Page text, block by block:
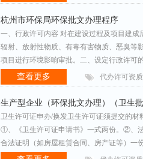
杭州市环保局环保批文办理程序
一、行政许可内容 对在建设过程及项目建
辐射、放射性物质、有毒有害物质、恶臭等
项目进行环境影响审批。二、设定行政许可
查看更多 代办许可资质
生产型企业（环保批文办理）（卫生批
卫生许可证申办/换发卫生许可证须提交的
①、《卫生许可证申请书》一式两份。②、
合法证明（如房屋租赁合同、房产证等）一